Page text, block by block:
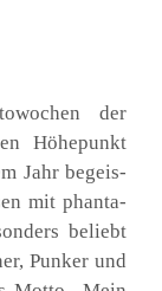
der
Höhe­punkt
Jahr begeis­
mit phan­ta­
beliebt
Pun­ker und